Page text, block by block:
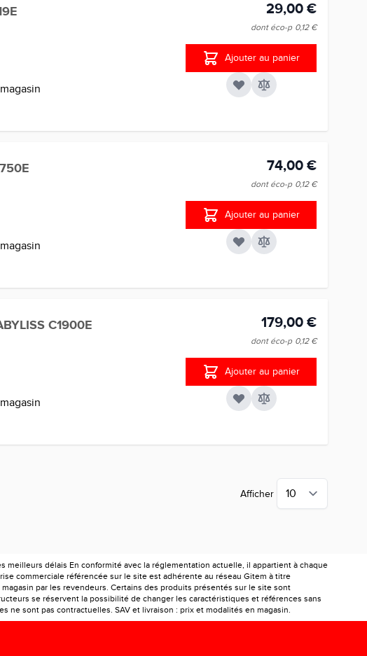
29,00 €
dont éco-p 0,12 €
Ajouter au panier
74,00 €
dont éco-p 0,12 €
Ajouter au panier
C1900E 179,00 €
dont éco-p 0,12 €
Ajouter au panier
Afficher
délais En conformité avec la réglementation actuelle, il appartient à chaque
commerciale référencée sur le site est adhérente au réseau Gitem à titre
par les revendeurs. Certains des produits présentés sur le site sont
se réservent la possibilité de changer les caractéristiques et références sans
sont pas contractuelles. SAV et livraison : prix et modalités en magasin.